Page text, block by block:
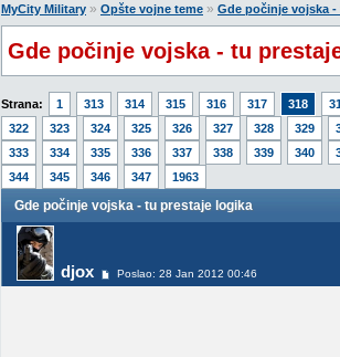
MyCity Military » Opšte vojne teme » Gde počinje vojska
Gde počinje vojska - tu
Strana: 1 313 314 315 316 317 318
322
323 324 325 326 327 328 329
333
334 335 336 337 338 339 340
344
345 346 347 1963
Gde počinje vojska - tu prestaje logika
djox Poslao: 28 Jan 2012 00:46